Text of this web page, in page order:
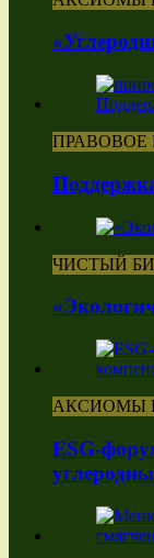
ПРАВОВОЕ
ЧИСТЫЙ
АКСИОМЫ
ESG-